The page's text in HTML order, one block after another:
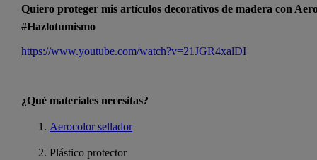
Quiero proteger mis artículos decorativos de madera con
#Hazlotumismo
https://www.youtube.com/watch?v=21JGR4xalDI
¿Qué materiales necesitas?
Aerocolor sellador
Plástico protector